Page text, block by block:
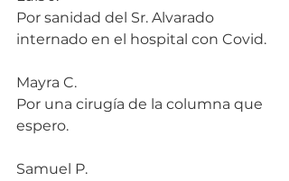
Por sanidad del Sr. Alvarado
internado en el hospital con Covid.
Mayra C.
Por una cirugía de la columna que
espero.
Samuel P.